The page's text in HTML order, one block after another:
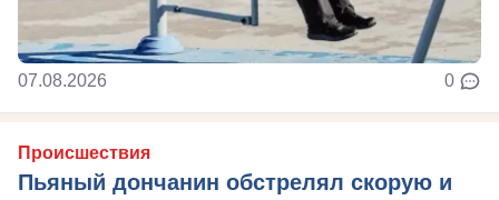
07.08.2026 0
Происшествия
Пьяный дончанин обстрелял скорую и